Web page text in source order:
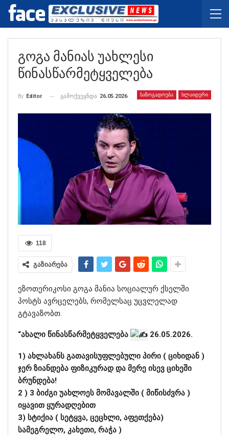
Გოგა Მანიას Უახლესი
Წინასწარმეტყველება
ᲡᲐᲖᲝᲒᲐᲓᲝᲔᲑᲐ ᲡᲚᲐᲘᲓᲔᲠᲘ
By Editor გამოქვეყნდა 26.05.2026
118
გაზიარება
ეზოთერიკოსი გოგა მანია სოციალურ ქსელში
პოსტს ავრცელებს, რომელსაც უცვლელად
გტავაზობთ.
“ახალი წინასწარმეტყველება 26.05.2026.
1) ახლახანს გათავისუფლებული პირი ( ციხიდან )
ჯერ ზიანდება ფიზიკურად და მერე ისევ ციხეში
ბრუნდება!
2 ) 3 ბიძგი უახლოეს მომავალში ( მიწისძვრა )
იყავით ყურადღებით
3) სტიქია ( სეტყვა, ცეცხლი, აფეთქება)
სამეგრელო, კახეთი, რაჭა )